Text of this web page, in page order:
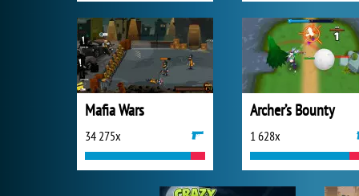
Mafia Wars
34 275x
Archer’s Bounty
1 628x